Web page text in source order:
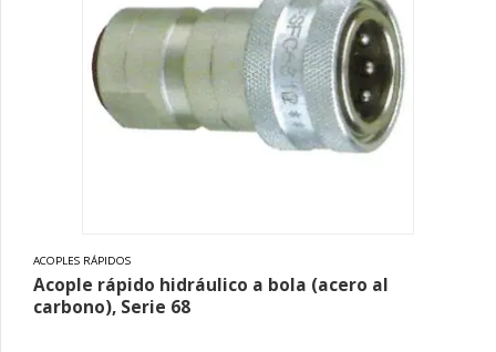
ACOPLES RÁPIDOS
Acople rápido hidráulico a bola (acero al
carbono), Serie 68